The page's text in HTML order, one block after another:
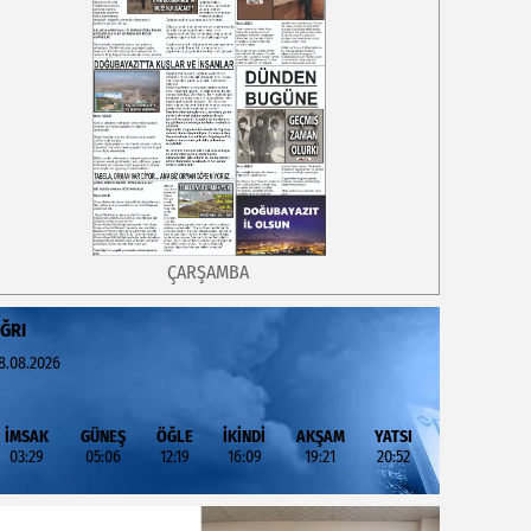
ÇARŞAMBA
İMSAK
03:29
GÜNEŞ
05:06
ÖĞLE
12:19
İKİNDİ
16:09
AKŞAM
19:21
YATSI
20:52